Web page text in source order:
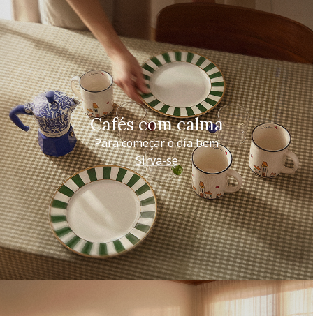
Cafés com calma
Para começar o dia bem
Sirva-se